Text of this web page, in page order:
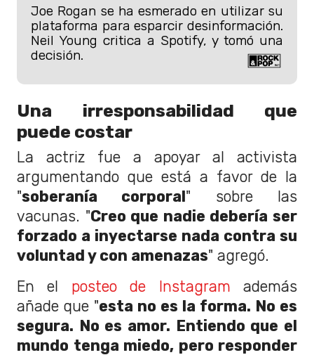
Joe Rogan se ha esmerado en utilizar su
plataforma para esparcir desinformación.
Neil Young critica a Spotify, y tomó una
decisión.
Una irresponsabilidad que
puede costar
La actriz fue a apoyar al activista
argumentando que está a favor de la
"soberanía corporal" sobre las
vacunas. "Creo que nadie debería ser
forzado a inyectarse nada contra su
voluntad y con amenazas" agregó.
En el posteo de Instagram además
añade que "esta no es la forma. No es
segura. No es amor. Entiendo que el
mundo tenga miedo, pero responder